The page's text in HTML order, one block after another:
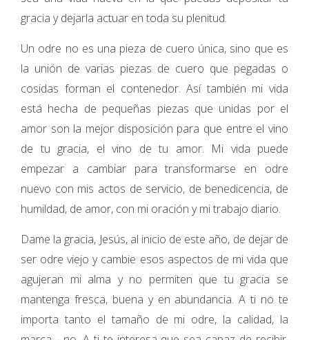
gracia y dejarla actuar en toda su plenitud.
Un odre no es una pieza de cuero única, sino que es
la unión de varias piezas de cuero que pegadas o
cosidas forman el contenedor. Así también mi vida
está hecha de pequeñas piezas que unidas por el
amor son la mejor disposición para que entre el vino
de tu gracia, el vino de tu amor. Mi vida puede
empezar a cambiar para transformarse en odre
nuevo con mis actos de servicio, de benedicencia, de
humildad, de amor, con mi oración y mi trabajo diario.
Dame la gracia, Jesús, al inicio de este año, de dejar de
ser odre viejo y cambie esos aspectos de mi vida que
agujeran mi alma y no permiten que tu gracia se
mantenga fresca, buena y en abundancia. A ti no te
importa tanto el tamaño de mi odre, la calidad, la